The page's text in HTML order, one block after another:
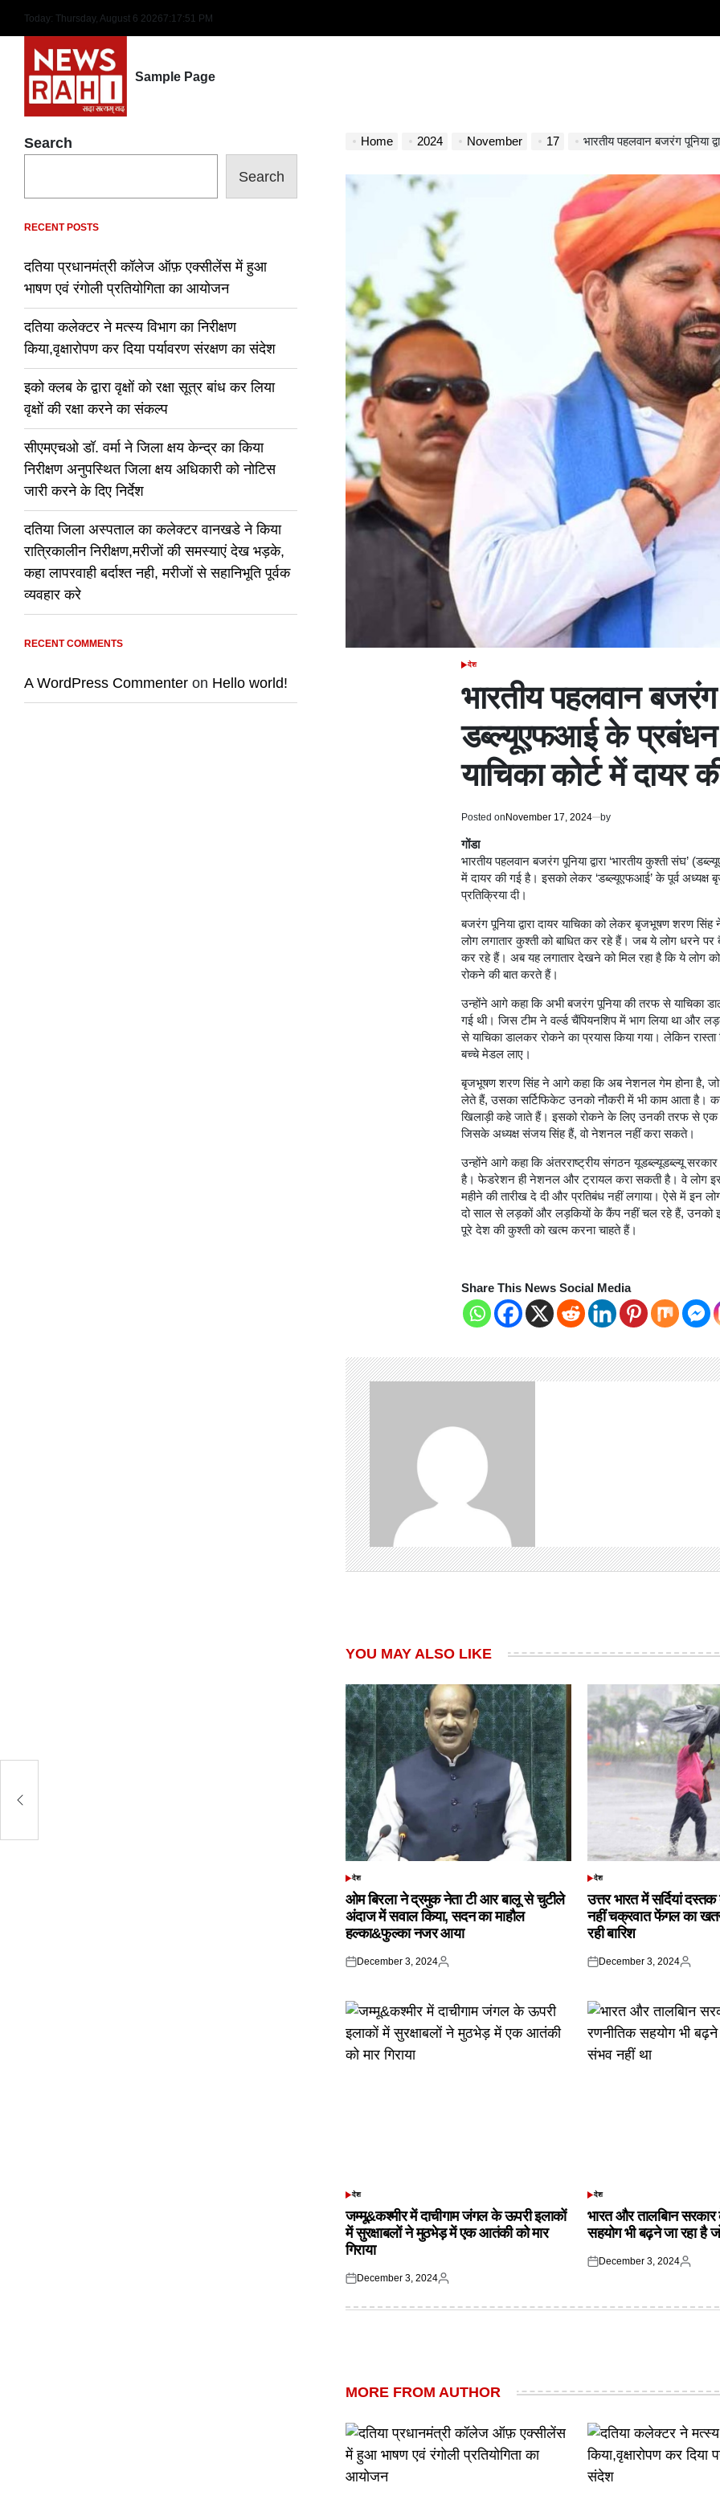
content
Today: Thursday, August 6 20267:17:52 PM
Sample Page
Home 2024 November 17 भारतीय पहलवान बजरंग पूनिया द्वारा
POSTED
देश
भारतीय पहलवान बजरंग
डब्ल्यूएफआई के
याचिका कोर्ट में दायर
Posted on November 17, 2024 by
गोंडा
भारतीय पहलवान बजरंग पूनिया द्वारा ‘भारतीय कुश्ती संघ’
में दायर की गई है। इसको लेकर ‘डब्ल्यूएफआई’ के पूर्व
प्रतिक्रिया दी।
बजरंग पूनिया द्वारा दायर याचिका को लेकर बृजभूषण शरण
लोग लगातार कुश्ती को बाधित कर रहे हैं। जब ये लोग धरने
कर रहे हैं। अब यह लगातार देखने को मिल रहा है कि ये लोग
रोकने की बात करते हैं।
उन्होंने आगे कहा कि अभी बजरंग पूनिया की तरफ से याचिका
गई थी। जिस टीम ने वर्ल्ड चैंपियनशिप में भाग लिया था
से याचिका डालकर रोकने का प्रयास किया गया। लेकिन
बच्चे मेडल लाए।
बृजभूषण शरण सिंह ने आगे कहा कि अब नेशनल गेम होना है,
लेते हैं, उसका सर्टिफिकेट उनको नौकरी में भी काम आता है।
खिलाड़ी कहे जाते हैं। इसको रोकने के लिए उनकी तरफ से एक
जिसके अध्यक्ष संजय सिंह हैं, वो नेशनल नहीं करा सकते।
उन्होंने आगे कहा कि अंतरराष्ट्रीय संगठन यूडब्ल्यूडब्ल्यू
है। फेडरेशन ही नेशनल और ट्रायल करा सकती है। वे लोग
महीने की तारीख दे दी और प्रतिबंध नहीं लगाया। ऐसे में इन
दो साल से लड़कों और लड़कियों के कैंप नहीं चल रहे हैं, उनको
पूरे देश की कुश्ती को खत्म करना चाहते हैं।
Share This News Social Media
YOU MAY ALSO LIKE
POSTED
देश
ओम बिरला ने द्रमुक नेता टी आर बालू से चुटीले
अंदाज में सवाल किया, सदन का माहौल
हल्का&फुल्का नजर आया
Posted
December 3, 2024
Posted
POSTED
देश
उत्तर भारत में सर्दियां
नहीं चक्रवात फेंगल का
रही बारिश
Posted
December 3, 2024
Posted
POSTED
देश
जम्मू&कश्मीर में दाचीगाम जंगल के ऊपरी इलाकों
में सुरक्षाबलों ने मुठभेड़ में एक आतंकी को मार
गिराया
Posted
December 3, 2024
Posted
POSTED
देश
भारत और तालबिान
सहयोग भी बढ़ने जा रहा है
Posted
December 3, 2024
Posted
MORE FROM AUTHOR
Search
Search
RECENT POSTS
दतिया प्रधानमंत्री कॉलेज ऑफ़ एक्सीलेंस में हुआ
भाषण एवं रंगोली प्रतियोगिता का आयोजन
दतिया कलेक्टर ने मत्स्य विभाग का निरीक्षण
किया,वृक्षारोपण कर दिया पर्यावरण संरक्षण का संदेश
इको क्लब के द्वारा वृक्षों को रक्षा सूत्र बांध कर लिया
वृक्षों की रक्षा करने का संकल्प
सीएमएचओ डॉ. वर्मा ने जिला क्षय केन्द्र का किया
निरीक्षण अनुपस्थित जिला क्षय अधिकारी को नोटिस
जारी करने के दिए निर्देश
दतिया जिला अस्पताल का कलेक्टर वानखडे ने किया
रात्रिकालीन निरीक्षण,मरीजों की समस्याएं देख भड़के,
कहा लापरवाही बर्दाश्त नही, मरीजों से सहानिभूति पूर्वक
व्यवहार करे
RECENT COMMENTS
A WordPress Commenter on Hello world!